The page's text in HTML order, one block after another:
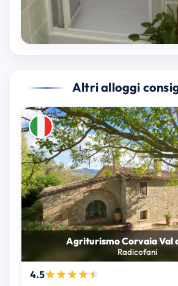
Altri alloggi
Agriturismo Corvaia Val
Radicofani
4.5